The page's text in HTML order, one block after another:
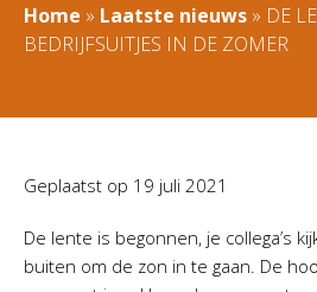
Home » Laatste nieuws » DE
BEDRIJFSUITJES IN DE ZOMER
Geplaatst op 19 juli 2021
De lente is begonnen, je collega’s
buiten om de zon in te gaan. De